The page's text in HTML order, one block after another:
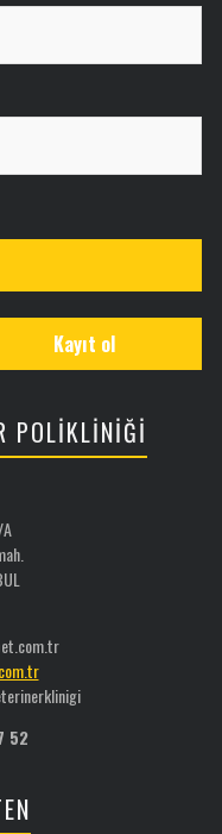
Kayıt ol
POLİKLİNİĞİ
52